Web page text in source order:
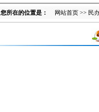
您所在的位置是： 网站首页 >> 民